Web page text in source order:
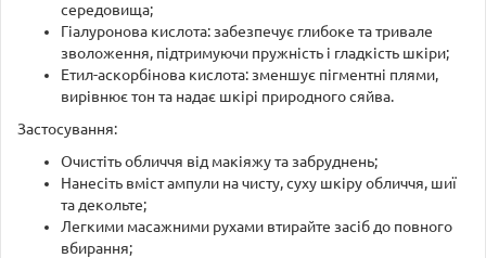
середовища;
Гіалуронова кислота: забезпечує глибоке та тривале
зволоження, підтримуючи пружність і гладкість шкіри;
Етил-аскорбінова кислота: зменшує пігментні плями,
вирівнює тон та надає шкірі природного сяйва.
Застосування:
Очистіть обличчя від макіяжу та забруднень;
Нанесіть вміст ампули на чисту, суху шкіру обличчя, шиї
та декольте;
Легкими масажними рухами втирайте засіб до повного
вбирання;